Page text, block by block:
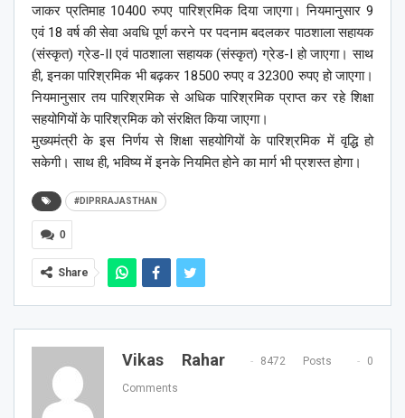
जाकर प्रतिमाह 10400 रुपए पारिश्रमिक दिया जाएगा। नियमानुसार 9
एवं 18 वर्ष की सेवा अवधि पूर्ण करने पर पदनाम बदलकर पाठशाला सहायक
(संस्कृत) ग्रेड-II एवं पाठशाला सहायक (संस्कृत) ग्रेड-I हो जाएगा। साथ
ही, इनका पारिश्रमिक भी बढ़कर 18500 रुपए व 32300 रुपए हो जाएगा।
नियमानुसार तय पारिश्रमिक से अधिक पारिश्रमिक प्राप्त कर रहे शिक्षा
सहयोगियों के पारिश्रमिक को संरक्षित किया जाएगा।
मुख्यमंत्री के इस निर्णय से शिक्षा सहयोगियों के पारिश्रमिक में वृद्धि हो
सकेगी। साथ ही, भविष्य में इनके नियमित होने का मार्ग भी प्रशस्त होगा।
#DIPRRAJASTHAN
0
Share
Vikas Rahar 8472 Posts 0
Comments